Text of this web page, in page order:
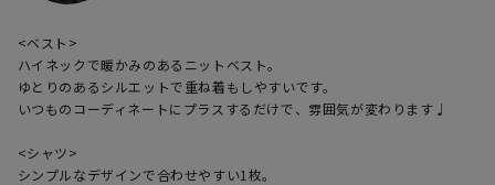
<ベスト>
ハイネックで暖かみのあるニットベスト。
ゆとりのあるシルエットで重ね着もしやすいです。
いつものコーディネートにプラスするだけで、雰囲気が変わります♩
<シャツ>
シンプルなデザインで合わせやすい1枚。